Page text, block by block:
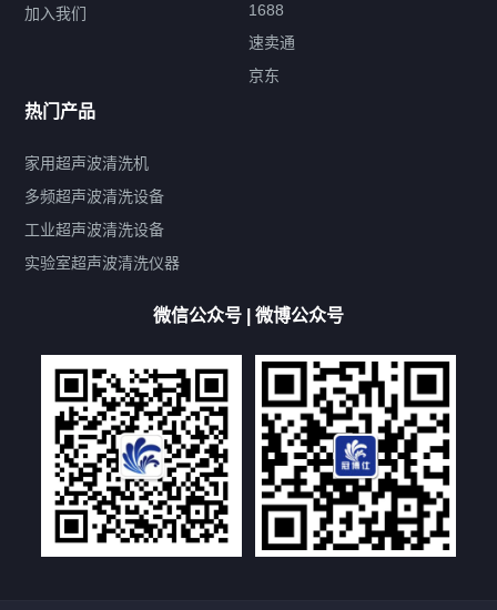
产品标签
鼓泡 升降 抛动
带加热
功率可调
双波脱气
机械旋钮系列
厨具清洗机
超声波振板
高尔夫球杆清洗机
大型单槽带过滤系列
全自动/半自动系列
客户定制非标机参考
双槽三槽四槽五槽多槽系列
轮胎清洗机
多频 扫频
文章标签
超声波清洗机定制
超声波清洗机除油污
超声波清洗机除锈
超声波清洗机洗眼镜
加入我们
1688
速卖通
京东
热门产品
家用超声波清洗机
多频超声波清洗设备
工业超声波清洗设备
实验室超声波清洗仪器
微信公众号 | 微博公众号